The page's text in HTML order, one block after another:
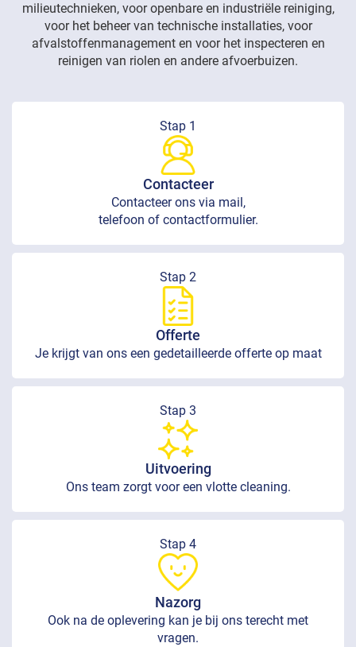
milieutechnieken, voor openbare en industriële reiniging,
voor het beheer van technische installaties, voor
afvalstoffenmanagement en voor het inspecteren en
reinigen van riolen en andere afvoerbuizen.
Stap 1
Contacteer
Contacteer ons via mail,
telefoon of contactformulier.
Stap 2
Offerte
Je krijgt van ons een gedetailleerde offerte op maat
Stap 3
Uitvoering
Ons team zorgt voor een vlotte cleaning.
Stap 4
Nazorg
Ook na de oplevering kan je bij ons terecht met
vragen.